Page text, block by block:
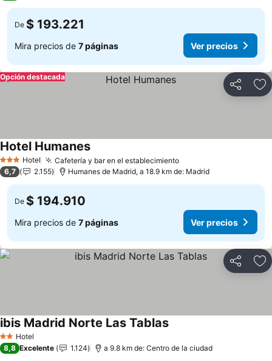
De $ 193.221
Mira precios de 7 páginas Ver precios
Compartir
Opción destacada
3 Estrellas
Hotel Cafetería y bar en el establecimientoVer precios
Hotel HumanesVer precios
6,7 2.155 Humanes de Madrid, a 18.9 km de: Madrid
De $ 194.910
Mira precios de 7 páginas Ver precios
Compartir
2 Estrellas
Hotel
ibis Madrid Norte Las TablasVer precios
8,8 Excelente 1.124 a 9.8 km de: Centro de la ciudad